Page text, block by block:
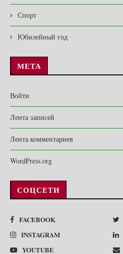
Спорт
Юбилейный год
МЕТА
Войти
Лента записей
Лента комментариев
WordPress.org
СОЦСЕТИ
FACEBOOK
INSTAGRAM
YOUTUBE